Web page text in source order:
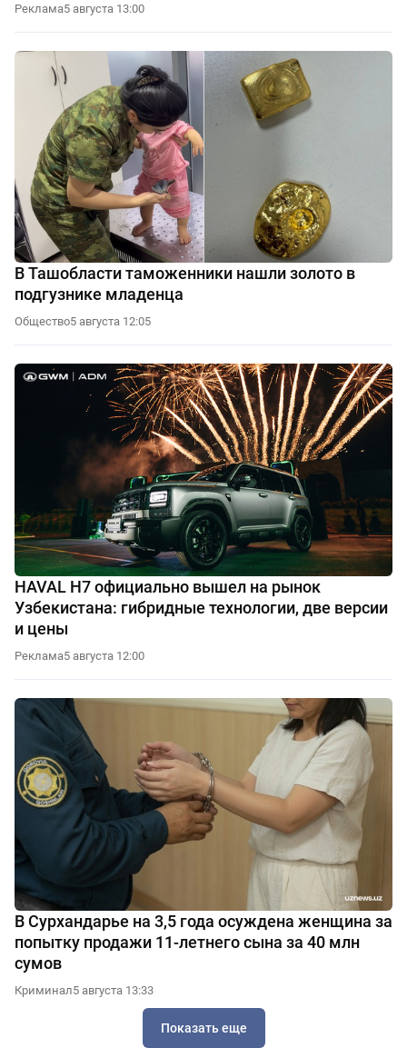
Реклама5 августа 13:00
В Ташобласти таможенники нашли золото в
подгузнике младенца
Общество5 августа 12:05
HAVAL H7 официально вышел на рынок
Узбекистана: гибридные технологии, две версии
и цены
Реклама5 августа 12:00
В Сурхандарье на 3,5 года осуждена женщина за
попытку продажи 11-летнего сына за 40 млн
сумов
Криминал5 августа 13:33
Показать еще